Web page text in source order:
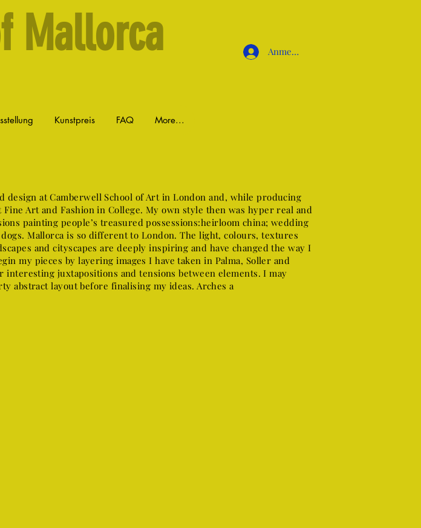
Mallorca Anmelden
Kunstpreis FAQ More...
design at Camberwell School of Art in London and, while producing
Art and Fashion in College. My own style then was hyper real and
painting people’s treasured possessions:heirloom china; wedding
Mallorca is so different to London. The light, colours, textures
and cityscapes are deeply inspiring and have changed the way I
my pieces by layering images I have taken in Palma, Soller and
interesting juxtapositions and tensions between elements. I may
abstract layout before finalising my ideas. Arches a